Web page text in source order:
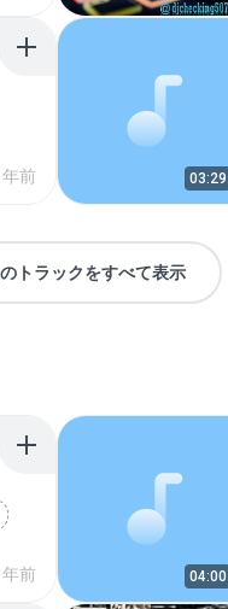
前 03:29
トラックをすべて表示
前 04:00